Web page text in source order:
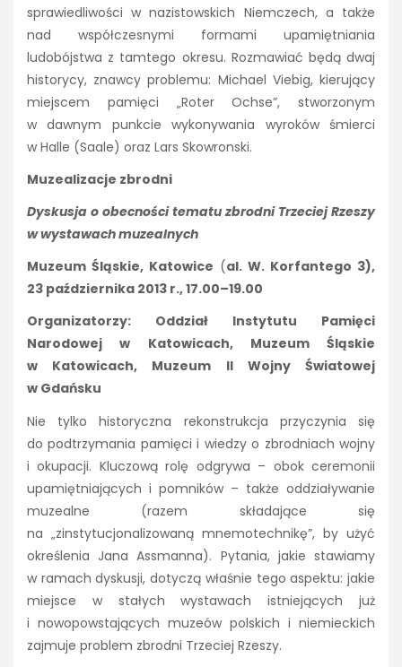
sprawiedliwości w nazistowskich Niemczech, a także
nad współczesnymi formami upamiętniania
ludobójstwa z tamtego okresu. Rozmawiać będą dwaj
historycy, znawcy problemu: Michael Viebig, kierujący
miejscem pamięci „Roter Ochse”, stworzonym
w dawnym punkcie wykonywania wyroków śmierci
w Halle (Saale) oraz Lars Skowronski.
Muzealizacje zbrodni
Dyskusja o obecności tematu zbrodni Trzeciej Rzeszy
w wystawach muzealnych
Muzeum Śląskie, Katowice (al. W. Korfantego 3),
23 października 2013 r., 17.00–19.00
Organizatorzy: Oddział Instytutu Pamięci
Narodowej w Katowicach, Muzeum Śląskie
w Katowicach, Muzeum II Wojny Światowej
w Gdańsku
Nie tylko historyczna rekonstrukcja przyczynia się
do podtrzymania pamięci i wiedzy o zbrodniach wojny
i okupacji. Kluczową rolę odgrywa – obok ceremonii
upamiętniających i pomników – także oddziaływanie
muzealne (razem składające się
na „zinstytucjonalizowaną mnemotechnikę”, by użyć
określenia Jana Assmanna). Pytania, jakie stawiamy
w ramach dyskusji, dotyczą właśnie tego aspektu: jakie
miejsce w stałych wystawach istniejących już
i nowopowstających muzeów polskich i niemieckich
zajmuje problem zbrodni Trzeciej Rzeszy.